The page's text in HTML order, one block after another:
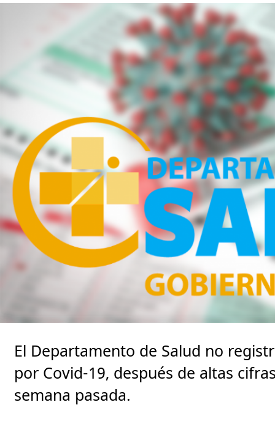
El Departamento de Salud no
por Covid-19, después de altas
semana pasada.